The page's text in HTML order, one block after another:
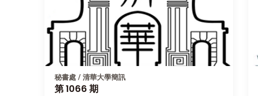
秘書處 / 清華大學簡訊
第 1066 期